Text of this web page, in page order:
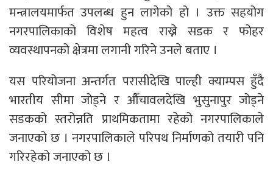
मन्त्रालयमार्फत उपलब्ध हुन लागेको हो । उक्त सहयोग
नगरपालिकाको विशेष महत्व राख्ने सडक र फोहर
व्यवस्थापनको क्षेत्रमा लगानी गरिने उनले बताए ।
यस परियोजना अन्तर्गत परासीदेखि पाल्ही क्याम्पस हुँदै
भारतीय सीमा जोड्ने र औँचावलदेखि भुसुनापुर जोड्ने
सडकको स्तरोन्नति प्राथमिकतामा रहेको नगरपालिकाले
जनाएको छ । नगरपालिकाले परिपथ निर्माणको तयारी पनि
गरिरहेको जनाएको छ ।